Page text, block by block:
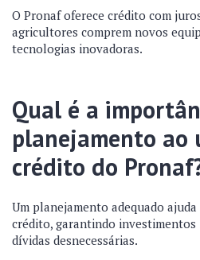
O Pronaf oferece crédito com
agricultores comprem novos
tecnologias inovadoras.
Qual é a
planejamento ao
crédito do
Um planejamento adequado
crédito, garantindo
dívidas desnecessárias.